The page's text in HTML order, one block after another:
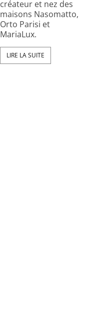
créateur et nez des
maisons Nasomatto,
Orto Parisi et
MariaLux.
LIRE LA SUITE